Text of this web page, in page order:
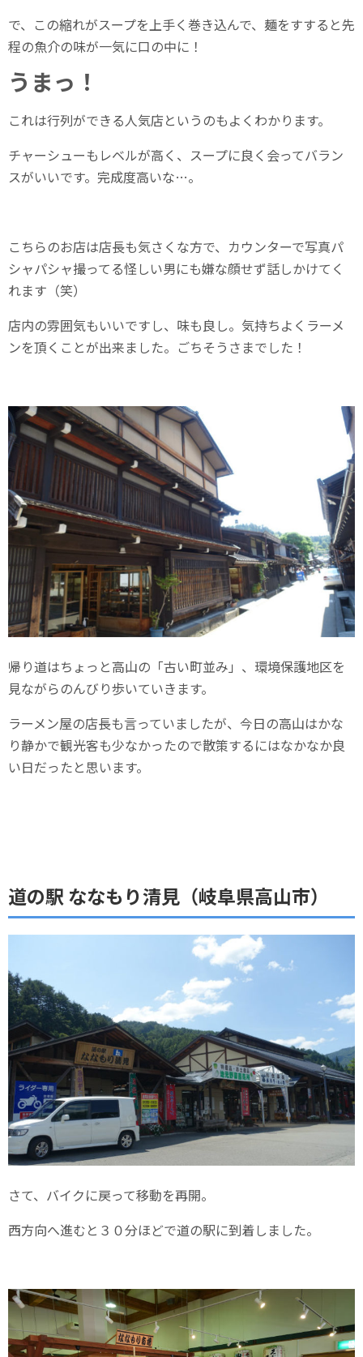
で、この縮れがスープを上手く巻き込んで、麺をすすると先
程の魚介の味が一気に口の中に！
うまっ！
これは行列ができる人気店というのもよくわかります。
チャーシューもレベルが高く、スープに良く会ってバラン
スがいいです。完成度高いな…。
こちらのお店は店長も気さくな方で、カウンターで写真パ
シャパシャ撮ってる怪しい男にも嫌な顔せず話しかけてく
れます（笑）
店内の雰囲気もいいですし、味も良し。気持ちよくラーメ
ンを頂くことが出来ました。ごちそうさまでした！
帰り道はちょっと高山の「古い町並み」、環境保護地区を
見ながらのんびり歩いていきます。
ラーメン屋の店長も言っていましたが、今日の高山はかな
り静かで観光客も少なかったので散策するにはなかなか良
い日だったと思います。
道の駅 ななもり清見（岐阜県高山市）
さて、バイクに戻って移動を再開。
西方向へ進むと３０分ほどで道の駅に到着しました。